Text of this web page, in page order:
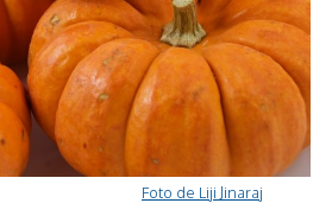
Foto de Liji Jinaraj